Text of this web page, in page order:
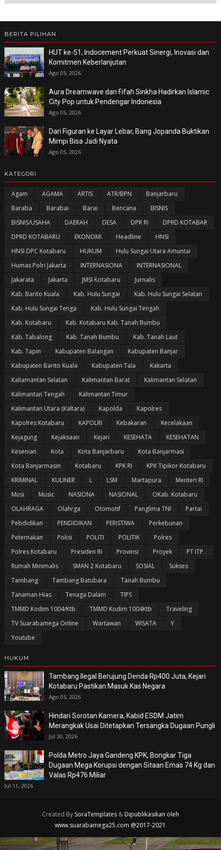
BERITA PILIHAN
HUT ke-51, Indocement Perkuat Sinergi, Inovasi dan
Komitmen Keberlanjutan
Ago 05, 2026
Aura Dreamwave dan Fifah Sinkha Hadirkan Islamic
City Pop untuk Pendengar Indonesia
Ago 05, 2026
Dari Figuran ke Layar Lebar, Bang Jopanda Buktikan
Mimpi Bisa Jadi Nyata
Ago 05, 2026
KATEGORI
Agam AGAMA ARTIS ATR/BPN
Banjarbaru
Baraba
Barabai Barai Bencana
BISNIS
BISNIS/USAHA
DAERAH DESA DPR RI
DPRD KOTABAR
DPRD KOTABARU
EKONOMI Headline
HNSI
HNSI DPC Kotabaru
HUKUM
Hulu Sungai Utara Amuntai
Humas Polri Jakarta
INTERNASIONA
INTERNASIONAL
Jakarata
Jakarta JMSI Kotabaru
Jurnalis
Kab. Barito Kuala
Kab. Hulu Sungai
Kab. Hulu Sungai Selatan
Kab. Hulu Sungai Tenga
Kab. Hulu Sungai Tengah
Kab. Kotabaru
Kab. Kotabaru Kab. Tanah Bumbu
Kab. Tabalong
Kab. Tanah Bumbu
Kab. Tanah Laut
Kab. Tapin
Kabupaten Balangan
Kabupaten Banjar
Kabupaten Barito Kuala
Kabupaten Tala
Kakarta
Kaliamantan Selatan
Kalimantan Barat
Kalimantan Selatan
Kalimantan Tengah
Kalimantan Timur
Kalimantan Utara (Kaltara)
Kapolda
Kapolres
Kapolres Kotabaru
KAPOLRI Kebakaran
Kecelakaan
Kejagung
Kejaksaan Kejari KESEHATA
KESEHATAN
Kesenian
Kota Kota Banjarbaru
Kota Banjarmasi
Kota Banjarmasin
Kotabaru KPK RI
KPK Tipikor Kotabaru
KRIMINAL
KULINER L LSM Martapura
Menteri RI
Musi
Music NASIONA NASIONAL
OKab. Kotabaru
OLAHRAGA
Olahrga Otomotif Panglima TNI
Partai
Pebdidikan
PENDIDIKAN PERISTIWA
Perkebunan
Peternakan
Polisi POLITI POLITIK
Polres
Polres Kotabaru
Presiden RI Provinsi Proyek
PT ITP .
Rumah Minimalis
SMAN 2 Kotabaru SOSIAL
Sukses
Tambang
Tambang Batubara
Tanah Bumbu
Tanaman Hias
Tenaga Dalam
TIPS
TMMD Kodim 1004/Ktb
TMMD Kodim 1004Ktb
Traveling
TV Suarabamega Online
Wartawan WISATA
Y
Youtube
HUKUM
Tambang Ilegal Berujung Denda Rp400 Juta, Kejari
Kotabaru Pastikan Masuk Kas Negara
Ago 05, 2026
Hindari Sorotan Kamera, Kabid ESDM Jatim
Merangkak Usai Ditetapkan Tersangka Dugaan Pungli
Jul 30, 2026
Polda Metro Jaya Gandeng KPK, Bongkar Tiga
Dugaan Mega Korupsi dengan Sitaan Emas 74 Kg dan
Valas Rp476 Miliar
Jul 11, 2026
Created By SoraTemplates& Dipublikasikan oleh
www.suarabamega25.com @2017-2021